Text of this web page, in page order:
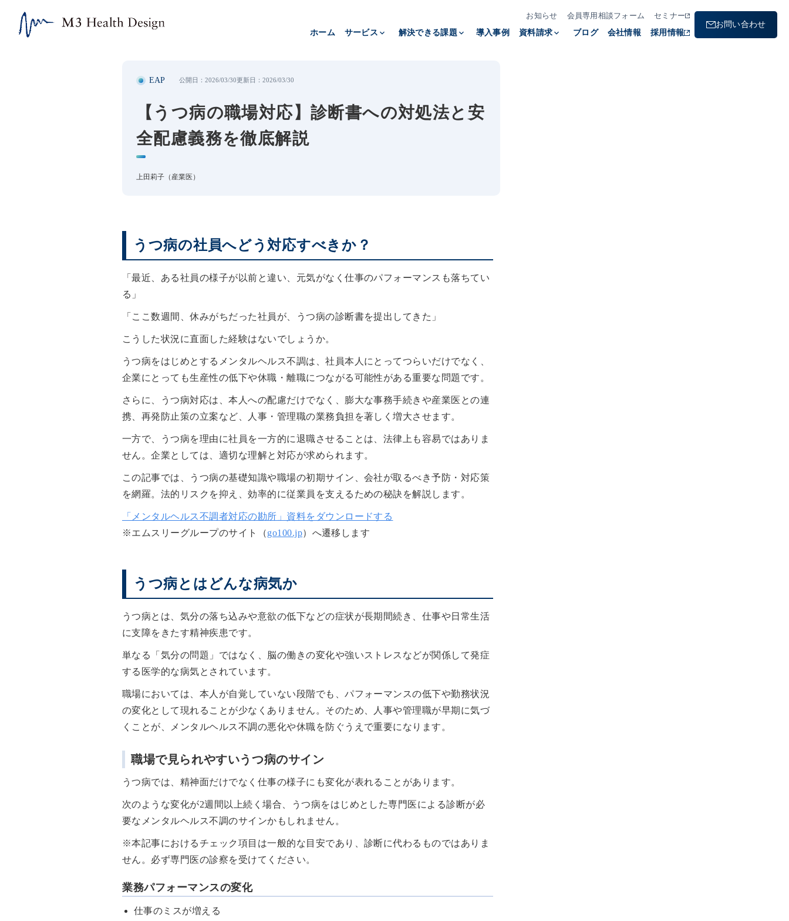
お知らせ 会員専用相談フォーム
セミナー
ホーム
サービス keyboard_arrow_down 解決できる課題keyboard_arrow_down 導入事例 資料請求keyboard_arrow_down ブログ 会社情報 採用情報
お問い合わせ
EAP 公開日： 2026/03/30更新日： 2026/03/30
【うつ病の職場対応】診断書への対処法と安
全配慮義務を徹底解説
上田莉子（産業医）
うつ病の社員へどう対応すべきか？
「最近、ある社員の様子が以前と違い、元気がなく仕事のパフォーマンスも落ちてい
る」
「ここ数週間、休みがちだった社員が、うつ病の診断書を提出してきた」
こうした状況に直面した経験はないでしょうか。
うつ病をはじめとするメンタルヘルス不調は、社員本人にとってつらいだけでなく、
企業にとっても生産性の低下や休職・離職につながる可能性がある重要な問題です。
さらに、うつ病対応は、本人への配慮だけでなく、膨大な事務手続きや産業医との連
携、再発防止策の立案など、人事・管理職の業務負担を著しく増大させます。
一方で、うつ病を理由に社員を一方的に退職させることは、法律上も容易ではありま
せん。企業としては、適切な理解と対応が求められます。
この記事では、うつ病の基礎知識や職場の初期サイン、会社が取るべき予防・対応策
を網羅。法的リスクを抑え、効率的に従業員を支えるための秘訣を解説します。
「メンタルヘルス不調者対応の勘所」資料をダウンロードする
※エムスリーグループのサイト（go100.jp）へ遷移します
うつ病とはどんな病気か
うつ病とは、気分の落ち込みや意欲の低下などの症状が長期間続き、仕事や日常生活
に支障をきたす精神疾患です。
単なる「気分の問題」ではなく、脳の働きの変化や強いストレスなどが関係して発症
する医学的な病気とされています。
職場においては、本人が自覚していない段階でも、パフォーマンスの低下や勤務状況
の変化として現れることが少なくありません。そのため、人事や管理職が早期に気づ
くことが、メンタルヘルス不調の悪化や休職を防ぐうえで重要になります。
職場で見られやすいうつ病のサイン
うつ病では、精神面だけでなく仕事の様子にも変化が表れることがあります。
次のような変化が2週間以上続く場合、うつ病をはじめとした専門医による診断が必
要なメンタルヘルス不調のサインかもしれません。
※本記事におけるチェック項目は一般的な目安であり、診断に代わるものではありま
せん。必ず専門医の診察を受けてください。
業務パフォーマンスの変化
仕事のミスが増える